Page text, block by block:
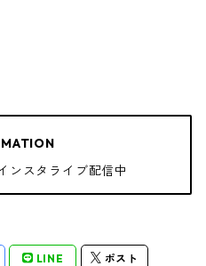
ンスタライブ配信中
LINE ポスト